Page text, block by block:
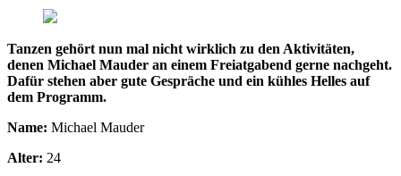
Tanzen gehört nun mal nicht wirklich zu den Aktivitäten,
denen Michael Mauder an einem Freiatgabend gerne nachgeht.
Dafür stehen aber gute Gespräche und ein kühles Helles auf
dem Programm.
Name: Michael Mauder
Alter: 24